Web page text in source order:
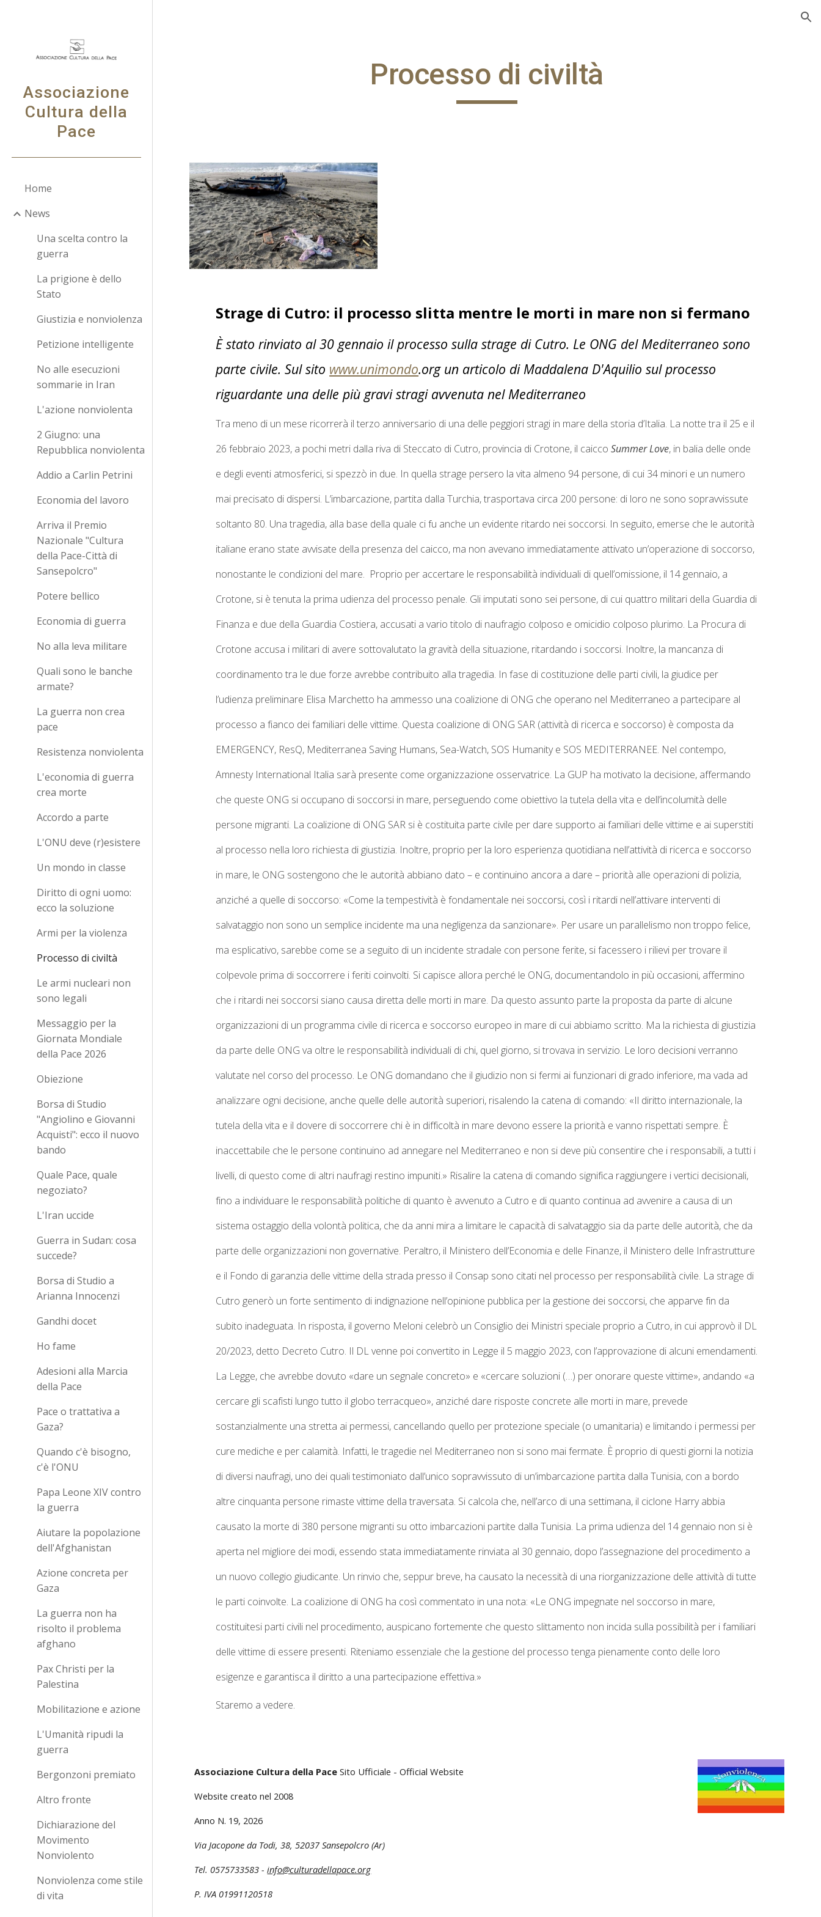
Associazione
Cultura della
Pace
Home
News
Una scelta contro la
guerra
La prigione è dello
Stato
Giustizia e nonviolenza
Petizione intelligente
No alle esecuzioni
sommarie in Iran
L'azione nonviolenta
2 Giugno: una
Repubblica nonviolenta
Addio a Carlin Petrini
Economia del lavoro
Arriva il Premio
Nazionale "Cultura
della Pace-Città di
Sansepolcro"
Potere bellico
Economia di guerra
No alla leva militare
Quali sono le banche
armate?
La guerra non crea
pace
Resistenza nonviolenta
L'economia di guerra
crea morte
Accordo a parte
L'ONU deve (r)esistere
Un mondo in classe
Diritto di ogni uomo:
ecco la soluzione
Armi per la violenza
Processo di civiltà
Le armi nucleari non
sono legali
Messaggio per la
Giornata Mondiale
della Pace 2026
Obiezione
Borsa di Studio
"Angiolino e Giovanni
Acquisti": ecco il nuovo
bando
Quale Pace, quale
negoziato?
L'Iran uccide
Guerra in Sudan: cosa
succede?
Borsa di Studio a
Arianna Innocenzi
Gandhi docet
Ho fame
Adesioni alla Marcia
della Pace
Pace o trattativa a
Gaza?
Quando c'è bisogno,
c'è l'ONU
Papa Leone XIV contro
la guerra
Aiutare la popolazione
dell'Afghanistan
Azione concreta per
Gaza
La guerra non ha
risolto il problema
afghano
Pax Christi per la
Palestina
Mobilitazione e azione
L'Umanità ripudi la
guerra
Bergonzoni premiato
Altro fronte
Dichiarazione del
Movimento
Nonviolento
Nonviolenza come stile
di vita
Processo di civiltà
Strage di Cutro: il processo slitta mentre le morti in mare non si fermano
È stato rinviato al 30 gennaio il processo sulla strage di Cutro. Le ONG del Mediterraneo sono
parte civile. Sul sito www.unimondo.org un articolo di Maddalena D'Aquilio sul processo
riguardante una delle più gravi stragi avvenuta nel Mediterraneo
Tra meno di un mese ricorrerà il terzo anniversario di una delle peggiori stragi in mare della storia d’Italia. La notte tra il 25 e il
26 febbraio 2023, a pochi metri dalla riva di Steccato di Cutro, provincia di Crotone, il caiccoSummer Love, in balia delle onde
e degli eventi atmosferici, si spezzò in due. In quella strage persero la vita almeno 94 persone, di cui 34 minori e un numero
mai precisato di dispersi. L’imbarcazione, partita dalla Turchia, trasportava circa 200 persone: di loro ne sono sopravvissute
soltanto 80. Una tragedia, alla base della quale ci fu anche un evidente ritardo nei soccorsi. In seguito, emerse che le autorità
italiane erano state avvisate della presenza del caicco, ma non avevano immediatamente attivato un’operazione di soccorso,
nonostante le condizioni del mare. Proprio per accertare le responsabilità individuali di quell’omissione, il 14 gennaio, a
Crotone, si è tenuta la prima udienza del processo penale. Gli imputati sono sei persone, di cui quattro militari della Guardia di
Finanza e due della Guardia Costiera, accusati a vario titolo di naufragio colposo e omicidio colposo plurimo. La Procura di
Crotone accusa i militari di avere sottovalutato la gravità della situazione, ritardando i soccorsi. Inoltre, la mancanza di
coordinamento tra le due forze avrebbe contribuito alla tragedia. In fase di costituzione delle parti civili, la giudice per
l’udienza preliminare Elisa Marchetto ha ammesso una coalizione di ONG che operano nel Mediterraneo a partecipare al
processo a fianco dei familiari delle vittime. Questa coalizione di ONG SAR (attività di ricerca e soccorso) è composta da
EMERGENCY, ResQ, Mediterranea Saving Humans, Sea-Watch, SOS Humanitye SOS MEDITERRANEE. Nel contempo,
Amnesty International Italia sarà presente come organizzazione osservatrice. La GUP ha motivato la decisione, affermando
che queste ONG si occupano di soccorsi in mare, perseguendo come obiettivo la tutela della vita e dell’incolumità delle
persone migranti. La coalizione di ONG SAR si è costituita parte civile per dare supporto ai familiari delle vittime e ai superstiti
al processo nella loro richiesta di giustizia. Inoltre, proprio per la loro esperienza quotidiana nell’attività di ricerca e soccorso
in mare, le ONG sostengono che le autorità abbiano dato – e continuino ancora a dare – priorità alle operazioni di polizia,
anziché a quelle di soccorso: «Come la tempestività è fondamentale nei soccorsi, così i ritardi nell’attivare interventi di
salvataggio non sono un semplice incidente ma una negligenza da sanzionare». Per usare un parallelismo non troppo felice,
ma esplicativo, sarebbe come se a seguito di un incidente stradale con persone ferite, si facessero i rilievi per trovare il
colpevole prima di soccorrere i feriti coinvolti. Si capisce allora perché le ONG, documentandolo in più occasioni, affermino
che i ritardi nei soccorsi siano causa diretta delle morti in mare. Da questo assunto parte la proposta da parte di alcune
organizzazioni di un programma civile di ricerca e soccorso europeo in mare di cui abbiamo scritto. Ma la richiesta di giustizia
da parte delle ONG va oltre le responsabilità individuali di chi, quel giorno, si trovava in servizio. Le loro decisioni verranno
valutate nel corso del processo. Le ONG domandano che il giudizio non si fermi ai funzionari di grado inferiore, ma vada ad
analizzare ogni decisione, anche quelle delle autorità superiori, risalendo la catena di comando: «Il diritto internazionale, la
tutela della vita e il dovere di soccorrere chi è in difficoltà in mare devono essere la priorità e vanno rispettati sempre. È
inaccettabile che le persone continuino ad annegare nel Mediterraneo e non si deve più consentire che i responsabili, a tutti i
livelli, di questo come di altri naufragi restino impuniti.» Risalire la catena di comando significa raggiungere i vertici decisionali,
fino a individuare le responsabilità politiche di quanto è avvenuto a Cutro e di quanto continua ad avvenire a causa di un
sistema ostaggio della volontà politica, che da anni mira a limitare le capacità di salvataggio sia da parte delle autorità, che da
parte delle organizzazioni non governative. Peraltro, il Ministero dell’Economia e delle Finanze, il Ministero delle Infrastrutture
e il Fondo di garanzia delle vittime della strada presso il Consap sono citati nel processo per responsabilità civile. La strage di
Cutro generò un forte sentimento di indignazione nell’opinione pubblica per la gestione dei soccorsi, che apparve fin da
subito inadeguata. In risposta, il governo Meloni celebrò un Consiglio dei Ministri speciale proprio a Cutro, in cui approvò il DL
20/2023, detto Decreto Cutro. Il DL venne poi convertito in Legge il 5 maggio 2023, con l’approvazione di alcuni emendamenti.
La Legge, che avrebbe dovuto «dare un segnale concreto» e «cercare soluzioni (…) per onorare queste vittime», andando «a
cercare gli scafisti lungo tutto il globo terracqueo», anziché dare risposte concrete alle morti in mare, prevede
sostanzialmente una stretta ai permessi, cancellando quello per protezione speciale (o umanitaria) e limitando i permessi per
cure mediche e per calamità. Infatti, le tragedie nel Mediterraneo non si sono mai fermate. È proprio di questi giorni la notizia
di diversi naufragi, uno dei qualitestimoniato dall’unico sopravvissuto di un’imbarcazione partita dalla Tunisia, con a bordo
altre cinquanta persone rimaste vittime della traversata. Si calcola che, nell’arco di una settimana, il ciclone Harry abbia
causato la morte di 380 persone migranti su otto imbarcazioni partite dalla Tunisia. La prima udienza del 14 gennaio non si è
aperta nel migliore dei modi, essendo stata immediatamente rinviata al 30 gennaio, dopo l’assegnazione del procedimento a
un nuovo collegio giudicante. Un rinvio che, seppur breve, ha causato la necessità di una riorganizzazione delle attività di tutte
le parti coinvolte. La coalizione di ONG ha così commentato in una nota: «Le ONG impegnate nel soccorso in mare,
costituitesi parti civili nel procedimento, auspicano fortemente che questo slittamento non incida sulla possibilità per i familiari
delle vittime di essere presenti. Riteniamo essenziale che la gestione del processo tenga pienamente conto delle loro
esigenze e garantisca il diritto a una partecipazione effettiva.»
Staremo a vedere.
Associazione Cultura della Pace Sito Ufficiale - Official Website
Website creato nel 2008
Anno N. 19, 2026
Via Jacopone da Todi, 38,52037 Sansepolcro (Ar)
Tel. 0575733583 - info@culturadellapace.org
P. IVA 01991120518